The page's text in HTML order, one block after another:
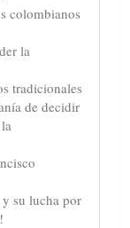
colombianos
la
tradicionales
de decidir
y su lucha por